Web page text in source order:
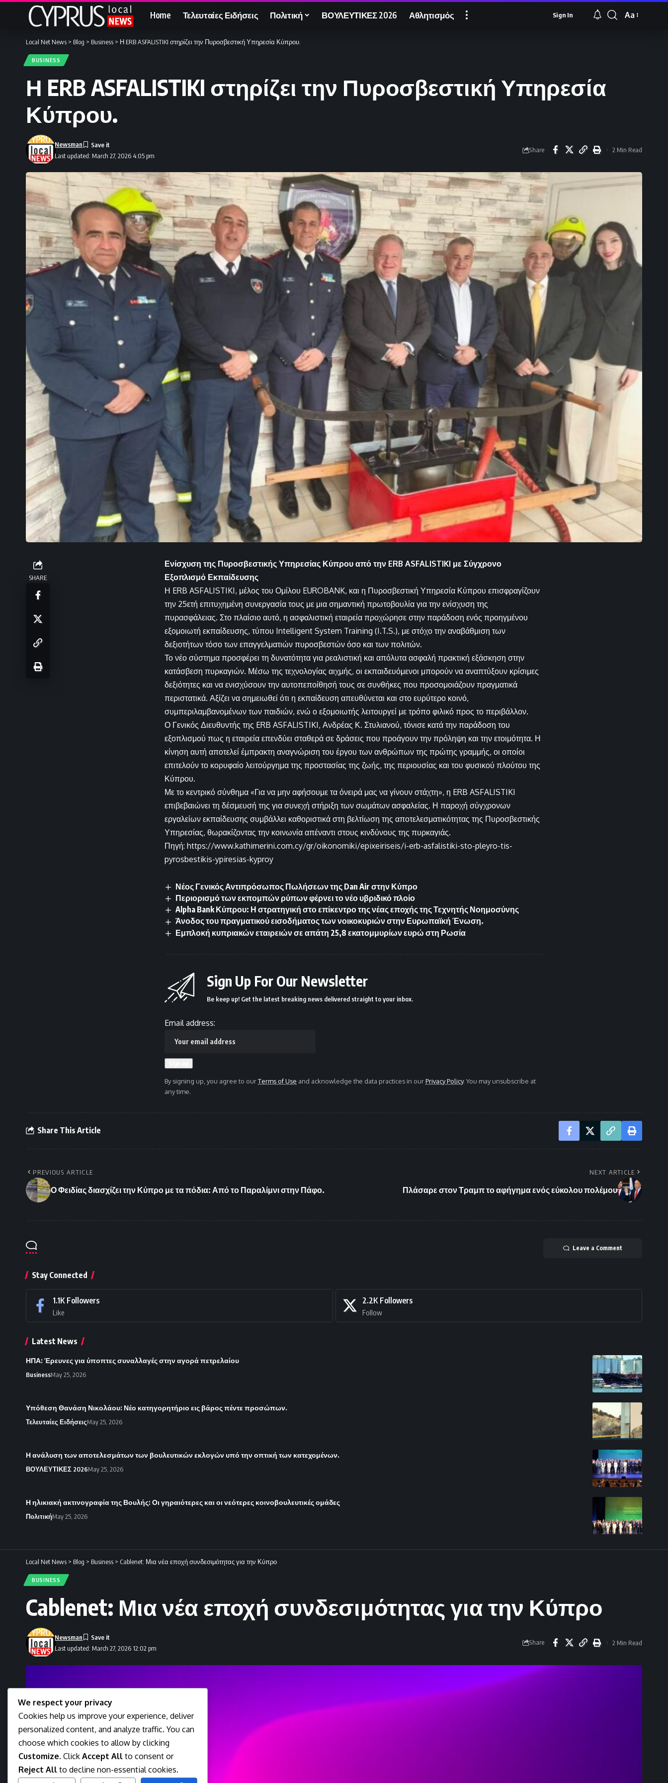
Home Τελευταίες Ειδήσεις Πολιτική ΒΟΥΛΕΥΤΙΚΕΣ 2026 Αθλητισμός Sign In
Font
Aa
Local Net News > Blog > Business > Η ERB ASFALISTIKI στηρίζει την Πυροσβεστική Υπηρεσία Κύπρου.
BUSINESS
Η ERB ASFALISTIKI στηρίζει την Πυροσβεστική Υπηρεσία
Κύπρου.
Last updated: March 27, 2026 4:05 pm
Newsman
Share 2 Min Read
SHARE
Ενίσχυση της Πυροσβεστικής Υπηρεσίας Κύπρου από την ERB ASFALISTIKI με Σύγχρονο
Εξοπλισμό Εκπαίδευσης
Η ERB ASFALISTIKI, μέλος του Ομίλου EUROBANK, και η Πυροσβεστική Υπηρεσία Κύπρου επισφραγίζουν
την 25ετή επιτυχημένη συνεργασία τους με μια σημαντική πρωτοβουλία για την ενίσχυση της
πυρασφάλειας. Στο πλαίσιο αυτό, η ασφαλιστική εταιρεία προχώρησε στην παράδοση ενός προηγμένου
εξομοιωτή εκπαίδευσης, τύπου Intelligent System Training (I.T.S.), με στόχο την αναβάθμιση των
δεξιοτήτων τόσο των επαγγελματιών πυροσβεστών όσο και των πολιτών.
Το νέο σύστημα προσφέρει τη δυνατότητα για ρεαλιστική και απόλυτα ασφαλή πρακτική εξάσκηση στην
κατάσβεση πυρκαγιών. Μέσω της τεχνολογίας αιχμής, οι εκπαιδευόμενοι μπορούν να αναπτύξουν κρίσιμες
δεξιότητες και να ενισχύσουν την αυτοπεποίθησή τους σε συνθήκες που προσομοιάζουν πραγματικά
περιστατικά. Αξίζει να σημειωθεί ότι η εκπαίδευση απευθύνεται και στο ευρύτερο κοινό,
συμπεριλαμβανομένων των παιδιών, ενώ ο εξομοιωτής λειτουργεί με τρόπο φιλικό προς το περιβάλλον.
Ο Γενικός Διευθυντής της ERB ASFALISTIKI, Ανδρέας Κ. Στυλιανού, τόνισε κατά την παράδοση του
εξοπλισμού πως η εταιρεία επενδύει σταθερά σε δράσεις που προάγουν την πρόληψη και την ετοιμότητα. Η
κίνηση αυτή αποτελεί έμπρακτη αναγνώριση του έργου των ανθρώπων της πρώτης γραμμής, οι οποίοι
επιτελούν το κορυφαίο λειτούργημα της προστασίας της ζωής, της περιουσίας και του φυσικού πλούτου της
Κύπρου.
Με το κεντρικό σύνθημα «Για να μην αφήσουμε τα όνειρά μας να γίνουν στάχτη», η ERB ASFALISTIKI
επιβεβαιώνει τη δέσμευσή της για συνεχή στήριξη των σωμάτων ασφαλείας. Η παροχή σύγχρονων
εργαλείων εκπαίδευσης συμβάλλει καθοριστικά στη βελτίωση της αποτελεσματικότητας της Πυροσβεστικής
Υπηρεσίας, θωρακίζοντας την κοινωνία απέναντι στους κινδύνους της πυρκαγιάς.
Πηγή: https://www.kathimerini.com.cy/gr/oikonomiki/epixeiriseis/i-erb-asfalistiki-sto-pleyro-tis-
pyrosbestikis-ypiresias-kyproy
Νέος Γενικός Αντιπρόσωπος Πωλήσεων της Dan Air στην Κύπρο
Περιορισμό των εκπομπών ρύπων φέρνει το νέο υβριδικό πλοίο
Alpha Bank Κύπρου: Η στρατηγική στο επίκεντρο της νέας εποχής της Τεχνητής Νοημοσύνης
Άνοδος του πραγματικού εισοδήματος των νοικοκυριών στην Ευρωπαϊκή Ένωση.
Εμπλοκή κυπριακών εταιρειών σε απάτη 25,8 εκατομμυρίων ευρώ στη Ρωσία
Sign Up For Our Newsletter
Be keep up! Get the latest breaking news delivered straight to your inbox.
Email address:
By signing up, you agree to ourTerms of Use and acknowledge the data practices in ourPrivacy Policy. You may unsubscribe at
any time.
Share This Article
PREVIOUS ARTICLE
Ο Φειδίας διασχίζει την Κύπρο με τα πόδια: Από το Παραλίμνι στην Πάφο.
NEXT ARTICLE
Πλάσαρε στον Τραμπ το αφήγημα ενός εύκολου πολέμου
Leave a Comment
Stay Connected
1.1K Followers
Like
2.2K Followers
Follow
Latest News
ΗΠΑ: Έρευνες για ύποπτες συναλλαγές στην αγορά πετρελαίου
BusinessMay 25, 2026
Υπόθεση Θανάση Νικολάου: Νέο κατηγορητήριο εις βάρος πέντε προσώπων.
Τελευταίες ΕιδήσειςMay 25, 2026
Η ανάλυση των αποτελεσμάτων των βουλευτικών εκλογών υπό την οπτική των κατεχομένων.
ΒΟΥΛΕΥΤΙΚΕΣ 2026May 25, 2026
Η ηλικιακή ακτινογραφία της Βουλής: Οι γηραιότερες και οι νεότερες κοινοβουλευτικές ομάδες
ΠολιτικήMay 25, 2026
Local Net News > Blog > Business > Cablenet: Μια νέα εποχή συνδεσιμότητας για την Κύπρο
BUSINESS
Cablenet: Μια νέα εποχή συνδεσιμότητας για την Κύπρο
Last updated: March 27, 2026 12:02 pm
Newsman
Share 2 Min Read
We respect your privacy
Cookies help us improve your experience, deliver
personalized content, and analyze traffic. You can
choose which cookies to allow by clicking
Customize. Click Accept All to consent or
Reject All to decline non-essential cookies.